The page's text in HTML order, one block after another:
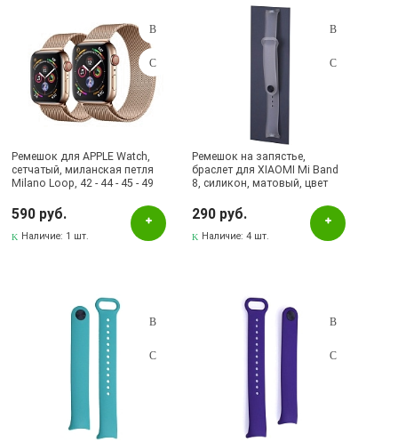
Ремешок для APPLE Watch,
сетчатый, миланская петля
Milano Loop, 42 - 44 - 45 - 49
590 руб.
Наличие: 1 шт.
Ремешок на запястье,
браслет для XIAOMI Mi Band
8, силикон, матовый, цвет
290 руб.
Наличие:4 шт.